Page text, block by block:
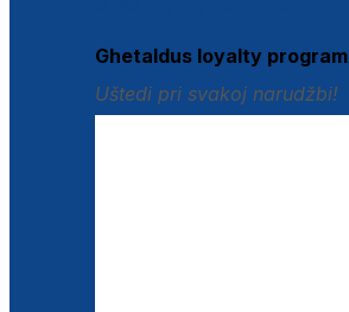
Ghetaldus loyalty program
Uštedi pri svakoj narudžbi!